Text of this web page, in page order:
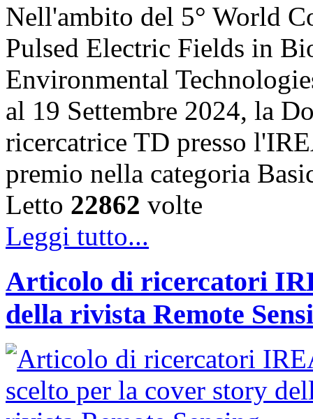
Nell'ambito del 5° World
Pulsed Electric Fields in
Environmental
al 19 Settembre 2024, la
ricercatrice TD presso
premio nella categoria
Letto 22862 volte
Leggi tutto...
Articolo di ricercatori
della rivista Remote